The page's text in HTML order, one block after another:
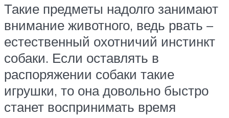
Такие предметы надолго занимают
внимание животного, ведь рвать –
естественный охотничий инстинкт
собаки. Если оставлять в
распоряжении собаки такие
игрушки, то она довольно быстро
станет воспринимать время